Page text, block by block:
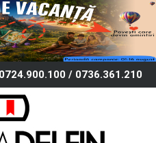
/ 0736.361.210